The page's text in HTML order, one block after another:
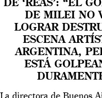
DE ‘REAS’: “EL
DE MILEI NO
LOGRAR
ESCENA
ARGENTINA,
ESTÁ